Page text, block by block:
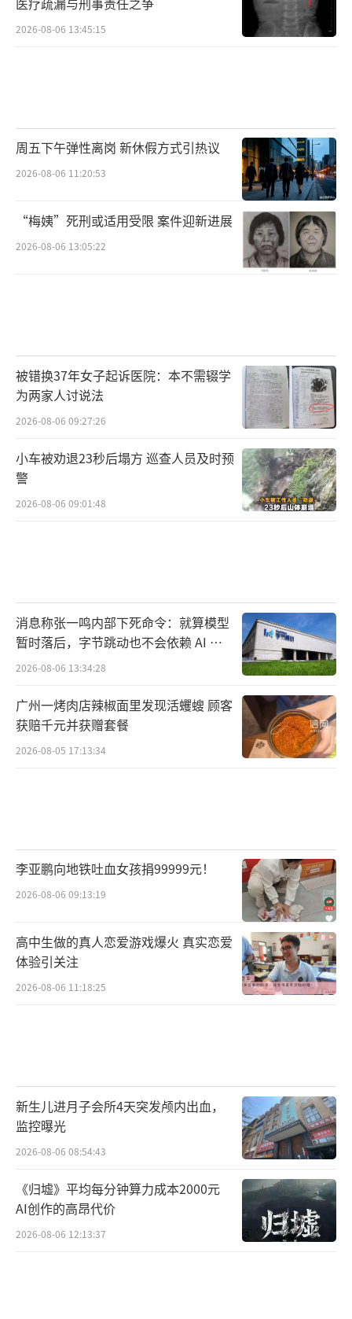
2026-08-06 13:45:15
周五下午弹性离岗 新休假方式引热议
2026-08-06 11:20:53
“梅姨”死刑或适用受限 案件迎新进展
2026-08-06 13:05:22
被错换37年女子起诉医院：本不需辍学
为两家人讨说法
2026-08-06 09:27:26
小车被劝退23秒后塌方 巡查人员及时预
警
2026-08-06 09:01:48
消息称张一鸣内部下死命令：就算模型
暂时落后，字节跳动也不会依赖 AI 蒸
馏技术
2026-08-06 13:34:28
广州一烤肉店辣椒面里发现活蠼螋 顾客
获赔千元并获赠套餐
2026-08-05 17:13:34
李亚鹏向地铁吐血女孩捐99999元！
2026-08-06 09:13:19
高中生做的真人恋爱游戏爆火 真实恋爱
体验引关注
2026-08-06 11:18:25
新生儿进月子会所4天突发颅内出血，
监控曝光
2026-08-06 08:54:43
《归墟》平均每分钟算力成本2000元
AI创作的高昂代价
2026-08-06 12:13:37